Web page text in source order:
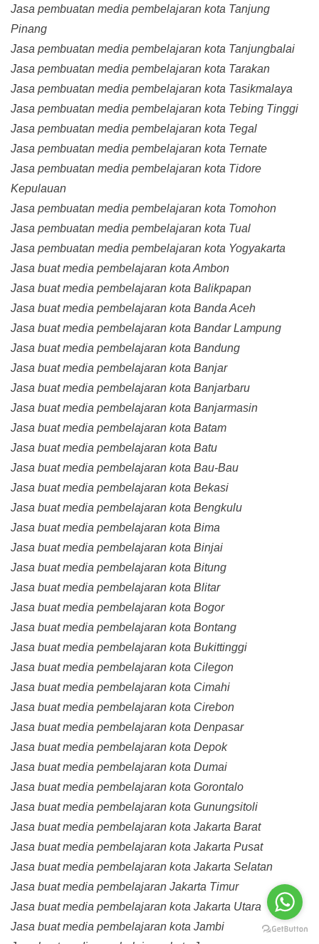
Jasa pembuatan media pembelajaran kota Tanjung
Pinang
Jasa pembuatan media pembelajaran kota Tanjungbalai
Jasa pembuatan media pembelajaran kota Tarakan
Jasa pembuatan media pembelajaran kota Tasikmalaya
Jasa pembuatan media pembelajaran kota Tebing Tinggi
Jasa pembuatan media pembelajaran kota Tegal
Jasa pembuatan media pembelajaran kota Ternate
Jasa pembuatan media pembelajaran kota Tidore
Kepulauan
Jasa pembuatan media pembelajaran kota Tomohon
Jasa pembuatan media pembelajaran kota Tual
Jasa pembuatan media pembelajaran kota Yogyakarta
Jasa buat media pembelajaran kota Ambon
Jasa buat media pembelajaran kota Balikpapan
Jasa buat media pembelajaran kota Banda Aceh
Jasa buat media pembelajaran kota Bandar Lampung
Jasa buat media pembelajaran kota Bandung
Jasa buat media pembelajaran kota Banjar
Jasa buat media pembelajaran kota Banjarbaru
Jasa buat media pembelajaran kota Banjarmasin
Jasa buat media pembelajaran kota Batam
Jasa buat media pembelajaran kota Batu
Jasa buat media pembelajaran kota Bau-Bau
Jasa buat media pembelajaran kota Bekasi
Jasa buat media pembelajaran kota Bengkulu
Jasa buat media pembelajaran kota Bima
Jasa buat media pembelajaran kota Binjai
Jasa buat media pembelajaran kota Bitung
Jasa buat media pembelajaran kota Blitar
Jasa buat media pembelajaran kota Bogor
Jasa buat media pembelajaran kota Bontang
Jasa buat media pembelajaran kota Bukittinggi
Jasa buat media pembelajaran kota Cilegon
Jasa buat media pembelajaran kota Cimahi
Jasa buat media pembelajaran kota Cirebon
Jasa buat media pembelajaran kota Denpasar
Jasa buat media pembelajaran kota Depok
Jasa buat media pembelajaran kota Dumai
Jasa buat media pembelajaran kota Gorontalo
Jasa buat media pembelajaran kota Gunungsitoli
Jasa buat media pembelajaran kota Jakarta Barat
Jasa buat media pembelajaran kota Jakarta Pusat
Jasa buat media pembelajaran kota Jakarta Selatan
Jasa buat media pembelajaran Jakarta Timur
Jasa buat media pembelajaran kota Jakarta Utara
Jasa buat media pembelajaran kota Jambi